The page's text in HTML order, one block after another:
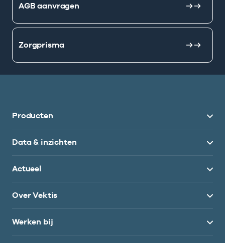
AGB aanvragen
Zorgprisma
Producten
Data & inzichten
Actueel
Over Vektis
Werken bij